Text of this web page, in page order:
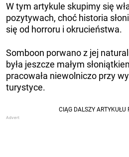
W tym artykule skupimy się
pozytywach, choć historia
się od horroru i okrucieństwa.
Somboon porwano z jej
była jeszcze małym
pracowała niewolniczo przy
turystyce.